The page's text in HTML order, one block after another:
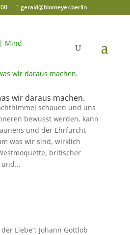
gerald@blomeyer.berlin
wir daraus machen.
schauen und uns
bewusst werden, kann
und der Ehrfurcht
was wir sind, wirklich
britischer
und...
Liebe“: Johann Gottlob